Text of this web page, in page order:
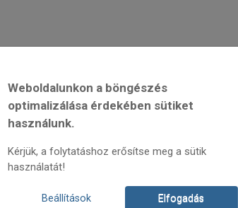
Weboldalunkon a böngészés
optimalizálása érdekében sütiket
használunk.
Kérjük, a folytatáshoz erősítse meg a sütik
használatát!
Beállítások Elfogadás